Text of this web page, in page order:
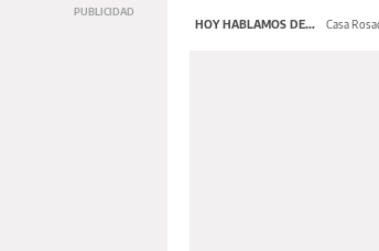
HOY HABLAMOS DE... Casa